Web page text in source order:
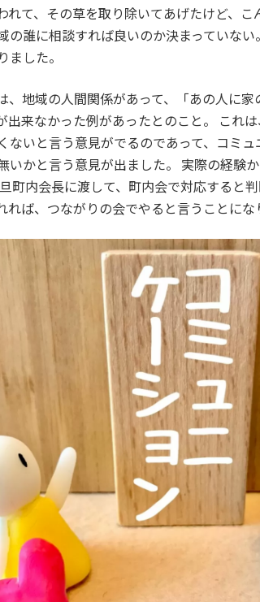
れて、その草を取り除いてあげたけど、
の誰に相談すれば良いのか決まっていな
ました。
、地域の人間関係があって、「あの人に
出来なかった例があったとのこと。 これ
ないと言う意見がでるのであって、コミ
いかと言う意見が出ました。 実際の経験
町内会長に渡して、町内会で対応すると
れば、つながりの会でやると言うことにな